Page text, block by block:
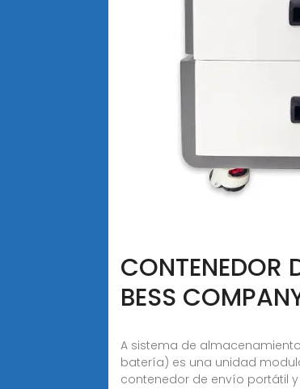
CONTENEDOR
BESS
A sistema de
batería) es una unidad
contenedor de envío portátil